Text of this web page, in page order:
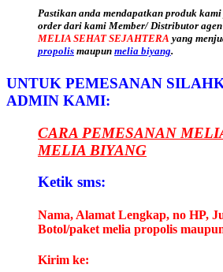
Pastikan anda mendapatkan produk kami
order dari kami Member/ Distributor
MELIA SEHAT SEJAHTERA yang
propolis maupun melia biyang.
UNTUK PEMESANAN
ADMIN KAMI:
CARA PEMESANAN
MELIA BIYANG
Ketik sms:
Nama, Alamat Lengkap, no HP,
Botol/paket melia propolis
Kirim ke: